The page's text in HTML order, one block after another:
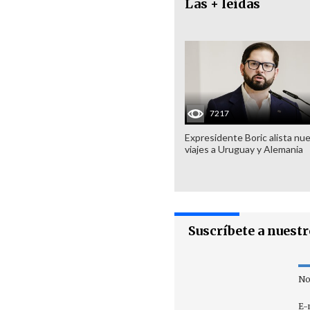
Las + leídas
7217
Expresidente Boric alista
viajes a Uruguay y Alemania
Suscríbete a
E-